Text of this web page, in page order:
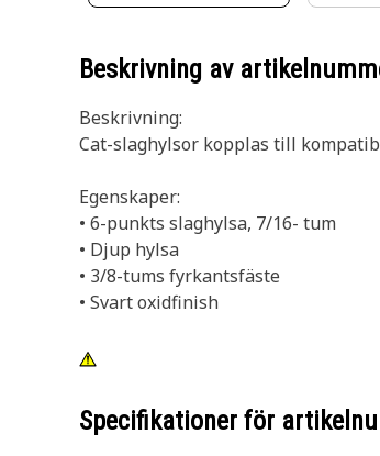
Beskrivning av
Beskrivning:
Cat-slaghylsor kopplas till
Egenskaper:
• 6-punkts slaghylsa, 7/16- tum
• Djup hylsa
• 3/8-tums fyrkantsfäste
• Svart oxidfinish
Specifikationer för